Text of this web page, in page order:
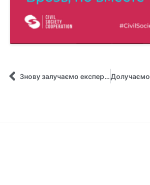
Знову залучаємо експертів галузі на практико орієнтовані заняття!